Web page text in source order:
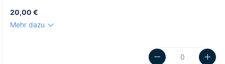
20,00 €
Mehr dazu